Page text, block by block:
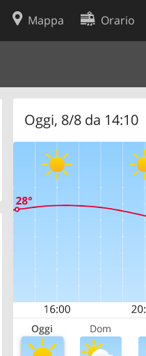
Mappa Orario
Oggi, 8/8 da 14:10
Oggi Dom